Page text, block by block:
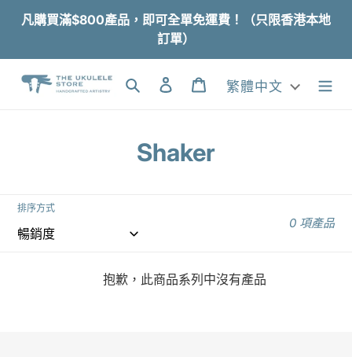
凡購買滿$800產品，即可全單免運費！（只限香港本地
訂單）
搜尋 登入 購物車
繁體中文
商
列
Shaker
排序方式
0 項產品
抱歉，此商品系列中沒有產品